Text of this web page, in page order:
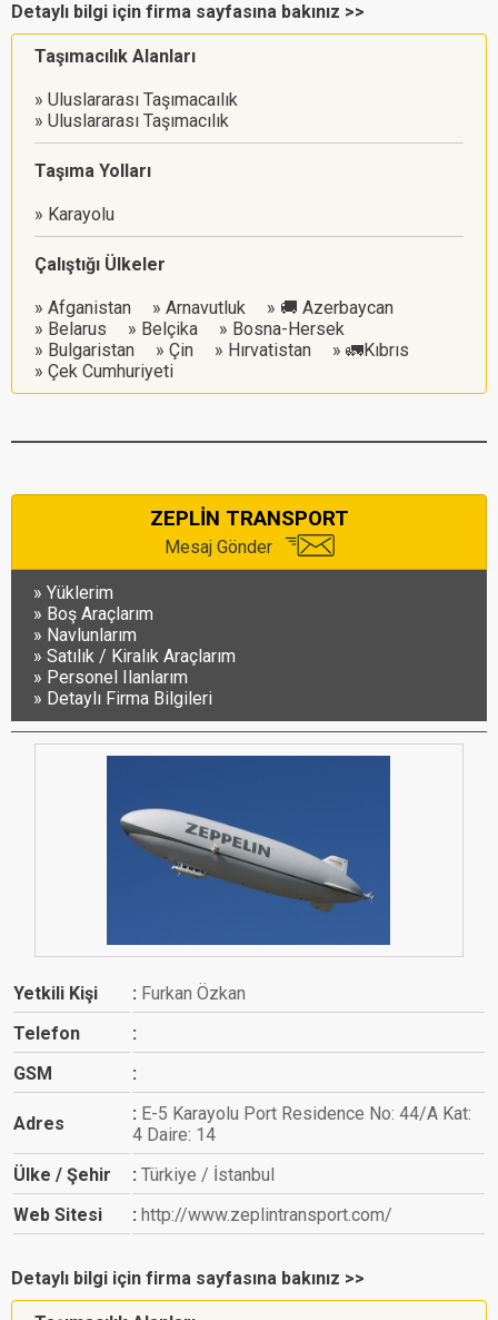
Detaylı bilgi için firma sayfasına bakınız >>
Taşımacılık Alanları
Uluslararası Taşımacaılık
Uluslararası Taşımacılık
Taşıma Yolları
Karayolu
Çalıştığı Ülkeler
Afganistan Arnavutluk
🚚 Azerbaycan
Belarus
Belçika
Bosna-Hersek
Bulgaristan
Çin Hırvatistan
🚛Kıbrıs
Çek Cumhuriyeti
ZEPLİN TRANSPORT
Mesaj Gönder
Yüklerim
Boş Araçlarım
Navlunlarım
Satılık / Kiralık Araçlarım
Personel Ilanlarım
Detaylı Firma Bilgileri
Yetkili Kişi
Furkan Özkan
Telefon
GSM
Adres
E-5 Karayolu Port Residence No: 44/A Kat:
4 Daire: 14
Ülke / Şehir
Türkiye / İstanbul
Web Sitesi
http://www.zeplintransport.com/
Detaylı bilgi için firma sayfasına bakınız >>